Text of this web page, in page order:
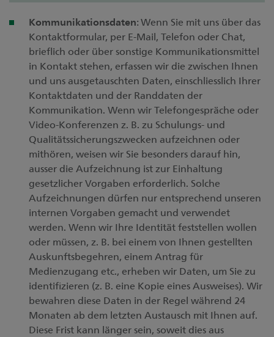
Kommunikationsdaten: Wenn Sie mit uns über das
Kontaktformular, per E-Mail, Telefon oder Chat,
brieflich oder über sonstige Kommunikationsmittel
in Kontakt stehen, erfassen wir die zwischen Ihnen
und uns ausgetauschten Daten, einschliesslich Ihrer
Kontaktdaten und der Randdaten der
Kommunikation. Wenn wir Telefongespräche oder
Video-Konferenzen z. B. zu Schulungs- und
Qualitätssicherungszwecken aufzeichnen oder
mithören, weisen wir Sie besonders darauf hin,
ausser die Aufzeichnung ist zur Einhaltung
gesetzlicher Vorgaben erforderlich. Solche
Aufzeichnungen dürfen nur entsprechend unseren
internen Vorgaben gemacht und verwendet
werden. Wenn wir Ihre Identität feststellen wollen
oder müssen, z. B. bei einem von Ihnen gestellten
Auskunftsbegehren, einem Antrag für
Medienzugang etc., erheben wir Daten, um Sie zu
identifizieren (z. B. eine Kopie eines Ausweises). Wir
bewahren diese Daten in der Regel während 24
Monaten ab dem letzten Austausch mit Ihnen auf.
Diese Frist kann länger sein, soweit dies aus